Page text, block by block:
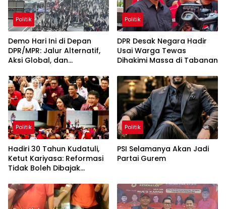
Politik
Demo Hari Ini di Depan
DPR/MPR: Jalur Alternatif,
Aksi Global, dan
Agustus 2026
Politik
DPR Desak Negara Hadir
Usai Warga Tewas
Dihakimi Massa di Tabanan
Politik
Hadiri 30 Tahun Kudatuli,
Ketut Kariyasa: Reformasi
Tidak Boleh Dibajak
Politik
PSI Selamanya Akan Jadi
Partai Gurem